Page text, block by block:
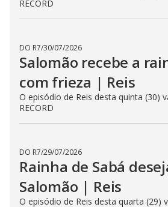
DO R7/31/07/2026
Naamá está
Roboão se desespera
O episódio de Reis desta sexta (31)
RECORD